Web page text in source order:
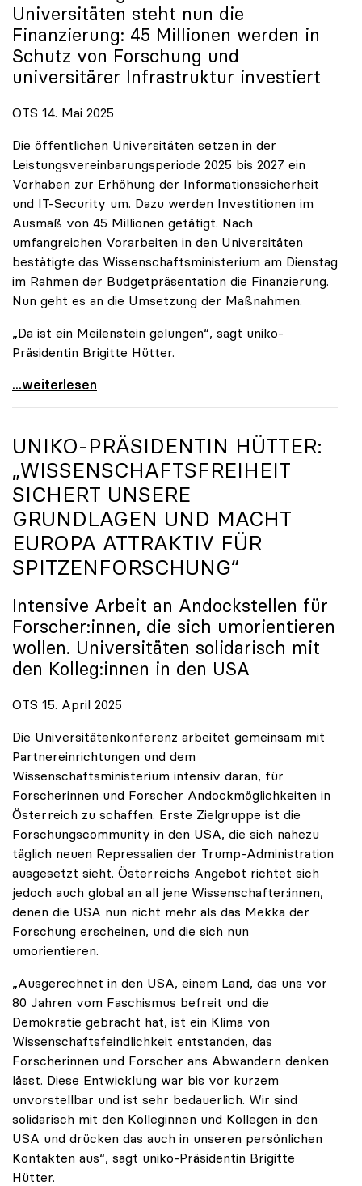
Universitäten steht nun die
Finanzierung: 45 Millionen werden in
Schutz von Forschung und
universitärer Infrastruktur investiert
OTS 14. Mai 2025
Die öffentlichen Universitäten setzen in der
Leistungsvereinbarungsperiode 2025 bis 2027 ein
Vorhaben zur Erhöhung der Informationssicherheit
und IT-Security um. Dazu werden Investitionen im
Ausmaß von 45 Millionen getätigt. Nach
umfangreichen Vorarbeiten in den Universitäten
bestätigte das Wissenschaftsministerium am Dienstag
im Rahmen der Budgetpräsentation die Finanzierung.
Nun geht es an die Umsetzung der Maßnahmen.
„Da ist ein Meilenstein gelungen“, sagt uniko-
Präsidentin Brigitte Hütter.
Universitäten wappnen sich gegen zunehmende Gefahr
...weiterlesen
UNIKO-PRÄSIDENTIN HÜTTER:
„WISSENSCHAFTSFREIHEIT
SICHERT UNSERE
GRUNDLAGEN UND MACHT
EUROPA ATTRAKTIV FÜR
SPITZENFORSCHUNG“
Intensive Arbeit an Andockstellen für
Forscher:innen, die sich umorientieren
wollen. Universitäten solidarisch mit
den Kolleg:innen in den USA
OTS 15. April 2025
Die Universitätenkonferenz arbeitet gemeinsam mit
Partnereinrichtungen und dem
Wissenschaftsministerium intensiv daran, für
Forscherinnen und Forscher Andockmöglichkeiten in
Österreich zu schaffen. Erste Zielgruppe ist die
Forschungscommunity in den USA, die sich nahezu
täglich neuen Repressalien der Trump-Administration
ausgesetzt sieht. Österreichs Angebot richtet sich
jedoch auch global an all jene Wissenschafter:innen,
denen die USA nun nicht mehr als das Mekka der
Forschung erscheinen, und die sich nun
umorientieren.
„Ausgerechnet in den USA, einem Land, das uns vor
80 Jahren vom Faschismus befreit und die
Demokratie gebracht hat, ist ein Klima von
Wissenschaftsfeindlichkeit entstanden, das
Forscherinnen und Forscher ans Abwandern denken
lässt. Diese Entwicklung war bis vor kurzem
unvorstellbar und ist sehr bedauerlich. Wir sind
solidarisch mit den Kolleginnen und Kollegen in den
USA und drücken das auch in unseren persönlichen
Kontakten aus“, sagt uniko-Präsidentin Brigitte
Hütter.